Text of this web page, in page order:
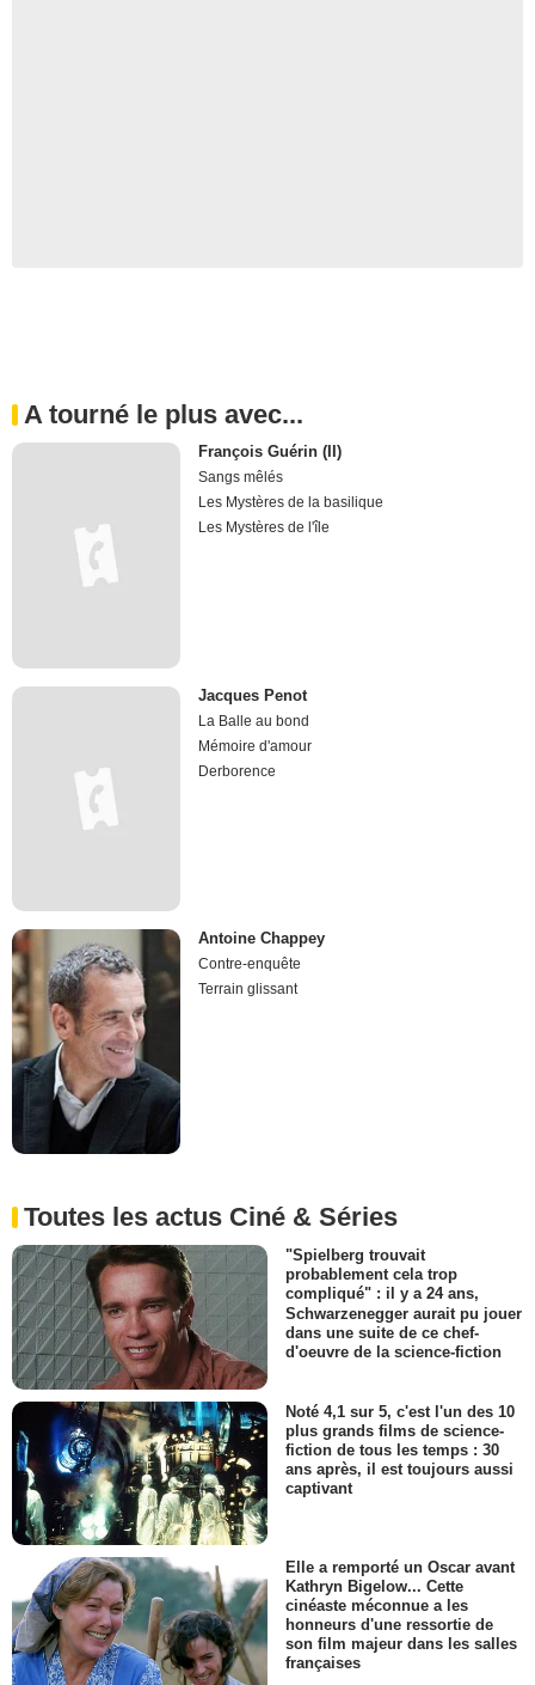
A tourné le plus avec...
François Guérin (II)
Sangs mêlés
Les Mystères de la basilique
Les Mystères de l'île
Jacques Penot
La Balle au bond
Mémoire d'amour
Derborence
Antoine Chappey
Contre-enquête
Terrain glissant
Toutes les actus Ciné & Séries
"Spielberg trouvait
probablement cela trop
compliqué" : il y a 24 ans,
Schwarzenegger aurait pu jouer
dans une suite de ce chef-
d'oeuvre de la science-fiction
Noté 4,1 sur 5, c'est l'un des 10
plus grands films de science-
fiction de tous les temps : 30
ans après, il est toujours aussi
captivant
Elle a remporté un Oscar avant
Kathryn Bigelow... Cette
cinéaste méconnue a les
honneurs d'une ressortie de
son film majeur dans les salles
françaises